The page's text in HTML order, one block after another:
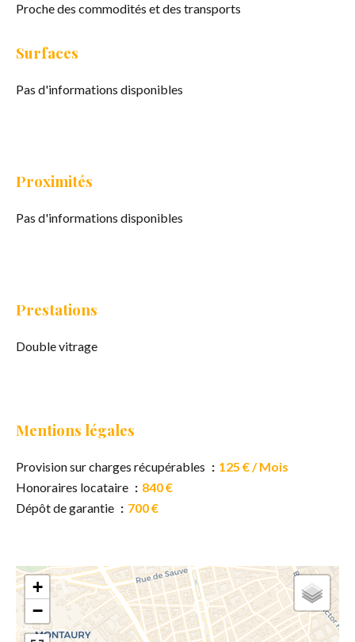
Proche des commodités et des transports
Surfaces
Pas d'informations disponibles
Proximités
Pas d'informations disponibles
Prestations
Double vitrage
Mentions légales
Provision sur charges récupérables
125 € / Mois
Honoraires locataire
840 €
Dépôt de garantie
700 €
+
−